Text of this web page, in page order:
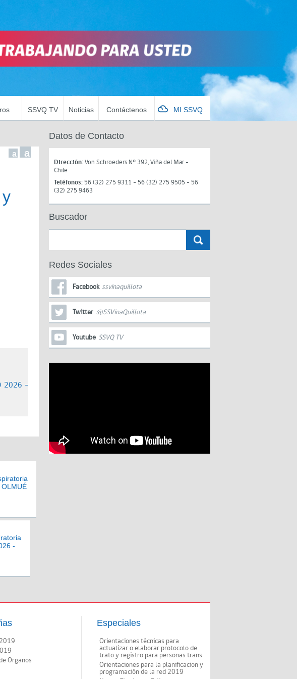
SSVQ TV Noticias Contáctenos MI SSVQ
a a
2026 -
-
Datos de Contacto
Dirección:Von Schroeders N° 392, Viña del Mar -
Chile
Teléfonos: 56 (32) 275 9311 - 56 (32) 275 9505 - 56
(32) 275 9463
Buscador
Redes Sociales
Facebook ssvinaquillota
Twitter @SSVinaQuillota
Youtube SSVQ TV
Órganos
Especiales
Orientaciones técnicas para
actualizar o elaborar protocolo de
trato y registro para personas trans
Orientaciones para la planificacion y
programación de la red 2019